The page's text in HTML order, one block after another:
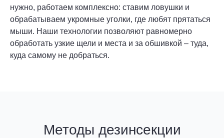
нужно, работаем комплексно: ставим ловушки и
обрабатываем укромные уголки, где любят прятаться
мыши. Наши технологии позволяют равномерно
обработать узкие щели и места и за обшивкой – туда,
куда самому не добраться.
Методы дезинсекции